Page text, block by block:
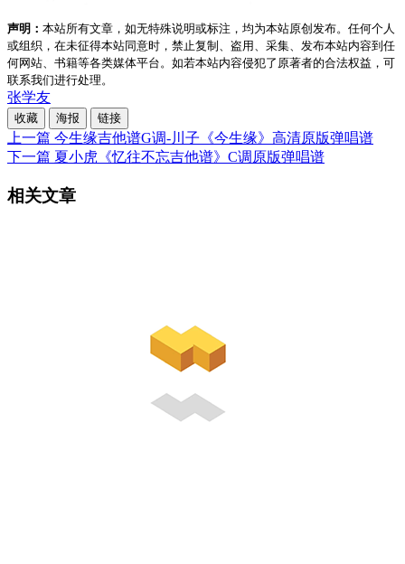
声明： 本站所有文章，如无特殊说明或标注，均为本站原创发布。任何个人
或组织，在未征得本站同意时，禁止复制、盗用、采集、发布本站内容到任
何网站、书籍等各类媒体平台。如若本站内容侵犯了原著者的合法权益，可
联系我们进行处理。
张学友
收藏 海报 链接
上一篇 今生缘吉他谱G调-川子《今生缘》高清原版弹唱谱
下一篇 夏小虎《忆往不忘吉他谱》C调原版弹唱谱
相关文章